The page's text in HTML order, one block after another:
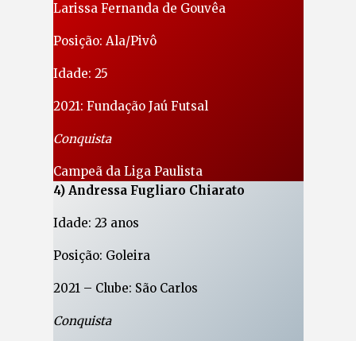
Larissa Fernanda de Gouvêa
Posição: Ala/Pivô
Idade: 25
2021: Fundação Jaú Futsal
Conquista
Campeã da Liga Paulista
4) Andressa Fugliaro Chiarato
Idade: 23 anos
Posição: Goleira
2021 – Clube: São Carlos
Conquista